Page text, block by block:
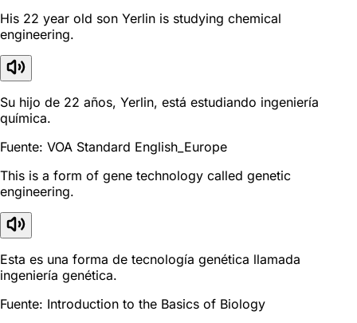
His 22 year old son Yerlin is studying chemical
engineering.
Su hijo de 22 años, Yerlin, está estudiando ingeniería
química.
Fuente: VOA Standard English_Europe
This is a form of gene technology called genetic
engineering.
Esta es una forma de tecnología genética llamada
ingeniería genética.
Fuente: Introduction to the Basics of Biology